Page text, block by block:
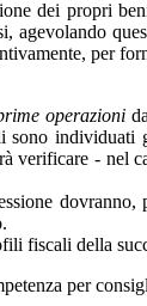
dei propri
agevolando
per
operazioni
sono
verificare - nel
dovranno,
fiscali della
per